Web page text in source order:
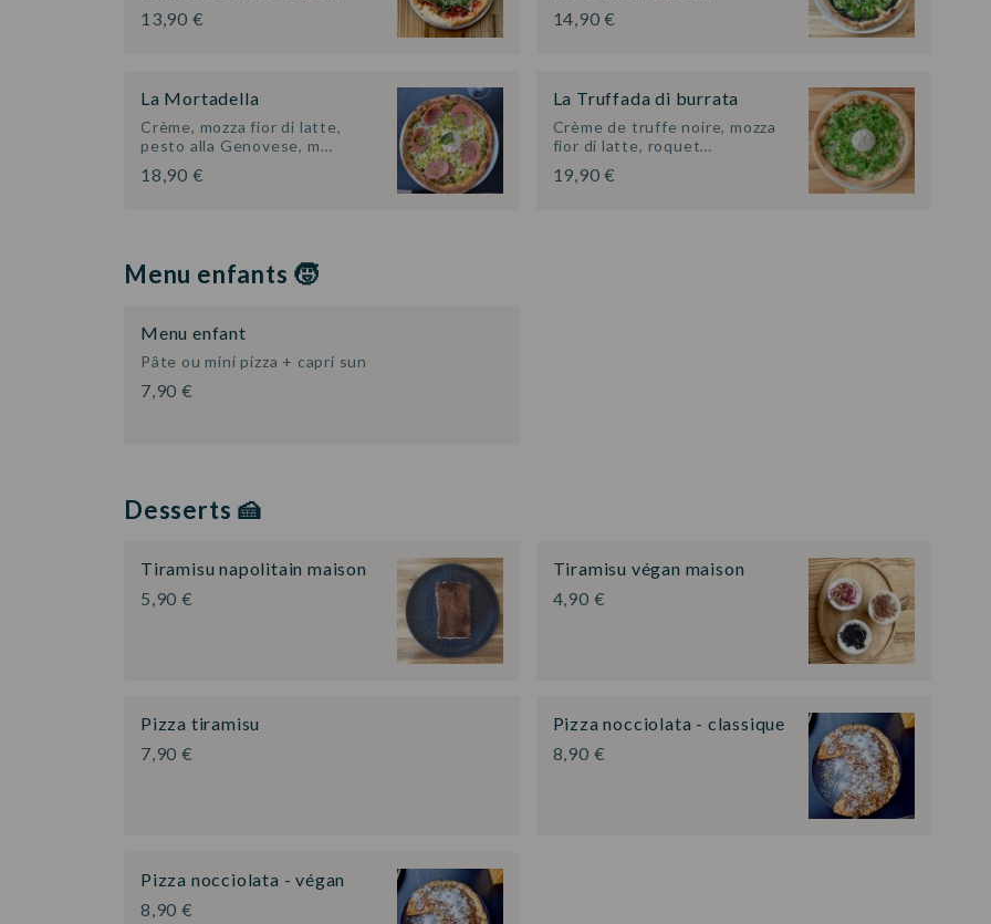
13,90 € 14,90 €
La Mortadella
Crème, mozza fior di latte,
pesto alla Genovese, m…
18,90 €
La Truffada di burrata
Crème de truffe noire, mozza
fior di latte, roquet…
19,90 €
Menu enfants 🧒
Menu enfant
Pâte ou mini pizza + capri sun
7,90 €
Desserts 🍰
Tiramisu napolitain maison
5,90 €
Tiramisu végan maison
4,90 €
Pizza tiramisu
7,90 €
Pizza nocciolata - classique
8,90 €
Pizza nocciolata - végan
8,90 €